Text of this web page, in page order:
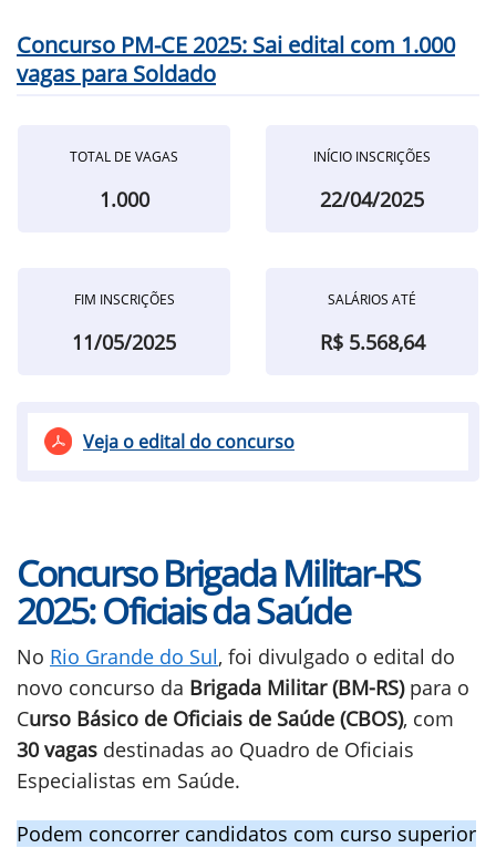
Concurso PM-CE 2025: Sai edital com 1.000
vagas para Soldado
TOTAL DE VAGAS
1.000
INÍCIO INSCRIÇÕES
22/04/2025
FIM INSCRIÇÕES
11/05/2025
SALÁRIOS ATÉ
R$ 5.568,64
Veja o edital do concurso
Concurso Brigada Militar-RS
2025: Oficiais da Saúde
No Rio Grande do Sul, foi divulgado o edital do
novo concurso da Brigada Militar (BM-RS)para o
Curso Básico de Oficiais de Saúde (CBOS), com
30 vagas destinadas ao Quadro de Oficiais
Especialistas em Saúde.
Podem concorrer candidatos com curso superior